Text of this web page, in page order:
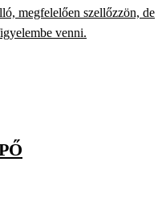
megfelelően szellőzzön, de
venni.